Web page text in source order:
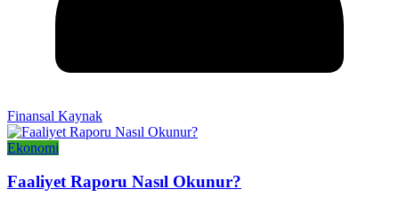
Finansal Kaynak
Ekonomi
Faaliyet Raporu Nasıl Okunur?